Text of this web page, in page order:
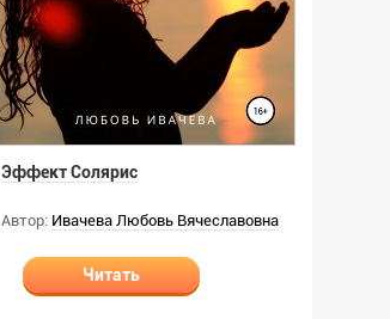
Эффект Солярис
Автор: Ивачева Любовь Вячеславовна
Читать